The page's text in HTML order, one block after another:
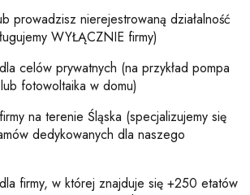
prowadzisz nierejestrowaną działalność
WYŁĄCZNIE firmy)
celów prywatnych (na przykład pompa
fotowoltaika w domu)
na terenie Śląska (specjalizujemy się
dedykowanych dla naszego
firmy, w której znajduje się +250 etatów